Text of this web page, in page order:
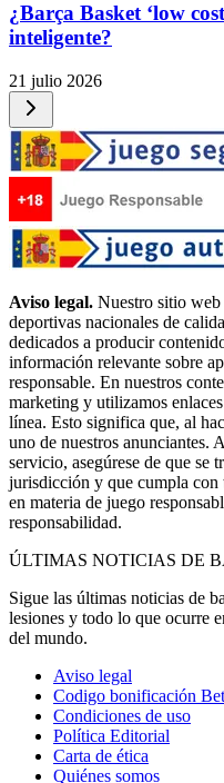
¿Barça Basket ‘low
inteligente?
21 julio 2026
Aviso legal. Nuestro sitio web
deportivas nacionales de
dedicados a producir
información relevante sobre
responsable. En nuestros
marketing y utilizamos
línea. Esto significa que, al
uno de nuestros anunciantes.
servicio, asegúrese de que se
jurisdicción y que cumpla con
en materia de juego
responsabilidad.
ÚLTIMAS NOTICIAS DE
Sigue las últimas noticias de
lesiones y todo lo que ocurre
del mundo.
Aviso legal
Codigo bonificación
Condiciones de uso
Política Editorial
Carta de ética
Quiénes somos